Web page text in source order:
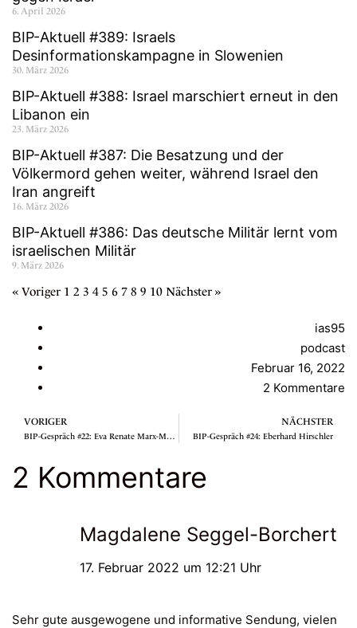
6. April 2026
BIP-Aktuell #389: Israels
Desinformationskampagne in Slowenien
30. März 2026
BIP-Aktuell #388: Israel marschiert erneut in den
Libanon ein
23. März 2026
BIP-Aktuell #387: Die Besatzung und der
Völkermord gehen weiter, während Israel den
Iran angreift
16. März 2026
BIP-Aktuell #386: Das deutsche Militär lernt vom
israelischen Militär
9. März 2026
« Voriger 1 2 3 4 5 6 7 8 9 10 Nächster »
ias95
podcast
Februar 16, 2022
2 Kommentare
VORIGER
BIP-Gespräch #22: Eva Renate Marx-Mollière
NÄCHSTER
BIP-Gespräch #24: Eberhard Hirschler
2 Kommentare
Magdalene Seggel-Borchert
17. Februar 2022 um 12:21 Uhr
Sehr gute ausgewogene und informative Sendung, vielen